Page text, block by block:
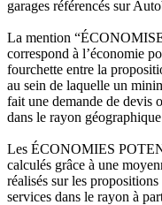
garages référencés sur
La mention
correspond à l’économie
fourchette entre la
au sein de laquelle un
fait une demande de devis
dans le rayon
Les ÉCONOMIES
calculés grâce à une
réalisés sur les
services dans le rayon à